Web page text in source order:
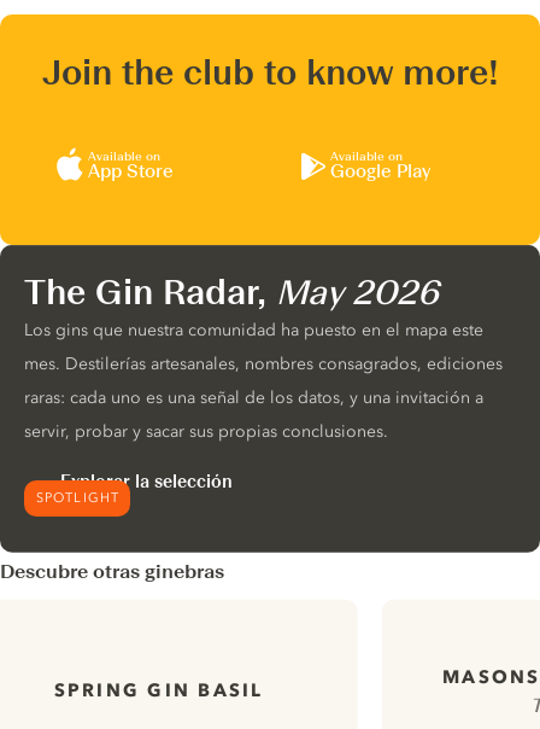
Join the club to know more!
Available on
App Store
Available on
Google Play
SPOTLIGHT
The Gin Radar, May 2026
Los gins que nuestra comunidad ha puesto en el mapa este
mes. Destilerías artesanales, nombres consagrados, ediciones
raras: cada uno es una señal de los datos, y una invitación a
servir, probar y sacar sus propias conclusiones.
Explorar la selección
Descubre otras ginebras
SPRING GIN BASIL